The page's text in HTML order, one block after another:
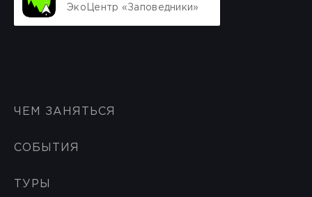
ЭкоЦентр «Заповедники»
ЧЕМ ЗАНЯТЬСЯ
СОБЫТИЯ
ТУРЫ